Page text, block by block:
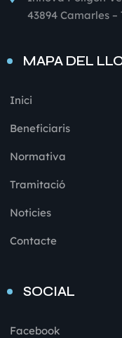
43894 Camarles
MAPA DEL
Inici
Beneficiaris
Normativa
Tramitació
Noticies
Contacte
SOCIAL
Facebook